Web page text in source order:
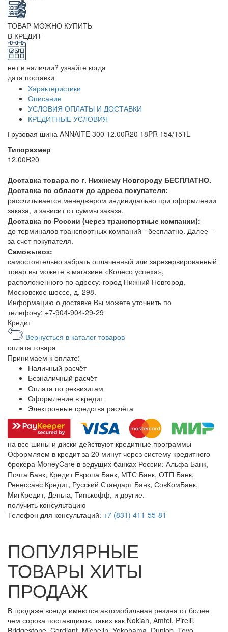
ТОВАР МОЖНО КУПИТЬ
В КРЕДИТ
нет в наличии? узнайте когда
дата поставки
Характеристики
Описание
УСЛОВИЯ ОПЛАТЫ И ДОСТАВКИ
КРЕДИТНЫЕ УСЛОВИЯ
Грузовая шина ANNAITE 300 12.00R20 18PR 154/151L
Типоразмер
12.00R20
Доставка товара по г. Нижнему Новгороду БЕСПЛАТНО.
Доставка по области до адреса покупателя:
рассчитывается менеджером индивидально при оформлении
заказа, и зависит от суммы заказа.
Доставка по России (через транспортные компании):
до терминалов транспортных компаний - бесплатно. Далее -
за счет покупателя.
Самовывоз:
самостоятельно забрать оплаченный или зарезервированный
товар вы можете в магазине «Колесо успеха»,
расположенного по адресу: город Нижний Новгород,
Московское шоссе, д. 298.
Информацию о доставке Вы можете уточнить по
телефону: +7-904-904-29-29
Кредит
Вернусться в каталог товаров
оплата товара
Принимаем к оплате:
Наличный расчёт
Безналичный расчёт
Оплата по реквизитам
Оформление в кредит
Электронные средства расчёта
на все шины и диски действуют кредитные программы
Оформляем в кредит за 20 минут через систему кредитного
брокера MoneyCare в ведущих банках России: Альфа Банк,
Почта Банк, Кредит Европа Банк, МТС Банк, ОТП Банк,
Ренессанс Кредит, Русский Стандарт Банк, СовКомБанк,
МигКредит, Деньга, Тинькофф, и другие.
получить консультацию
Телефон для консультаций: +7 (831) 411-55-81
ПОПУЛЯРНЫЕ
ТОВАРЫ ХИТЫ
ПРОДАЖ
В продаже всегда имеются автомобильная резина от более
чем сорока поставщиков, таких как Nokian, Amtel, Pirelli,